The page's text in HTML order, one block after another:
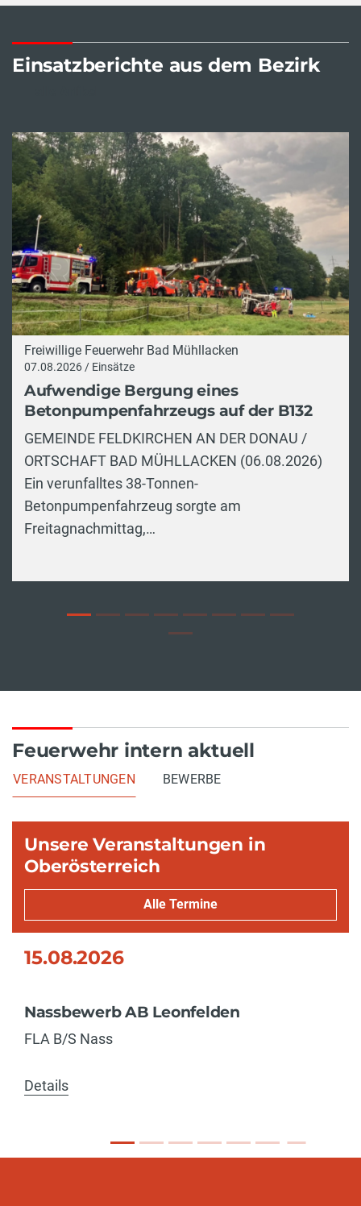
Einsatzberichte aus dem Bezirk
Freiwillige Feuerwehr Bad Mühllacken
07.08.2026 / Einsätze
Aufwendige Bergung eines
Betonpumpenfahrzeugs auf der B132
GEMEINDE FELDKIRCHEN AN DER DONAU /
ORTSCHAFT BAD MÜHLLACKEN (06.08.2026)
Ein verunfalltes 38-Tonnen-
Betonpumpenfahrzeug sorgte am
Freitagnachmittag,…
Feuerwehr intern aktuell
VERANSTALTUNGEN BEWERBE
Unsere Veranstaltungen in
Oberösterreich
Alle Termine
15.08.2026
Nassbewerb AB Leonfelden
FLA B/S Nass
Details